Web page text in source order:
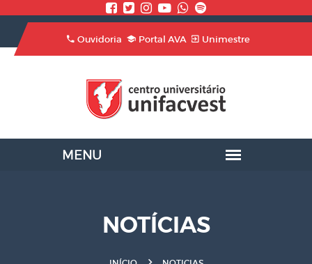
Ouvidoria Portal AVA Unimestre
NOTÍCIAS